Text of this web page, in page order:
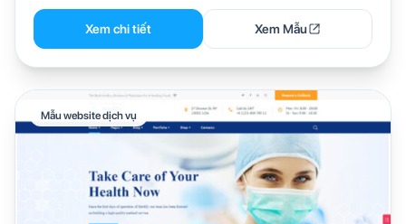
Xem chi tiết Xem Mẫu
Mẫu website dịch vụ